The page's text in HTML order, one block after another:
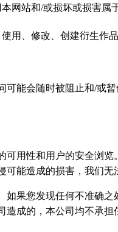
网站和/或损坏或损害
用、修改、创建衍生
能会随时被阻止和/或暂
用性和用户的安全浏
能造成的损害，我们无
如果您发现任何不准确之
成的，本公司均不承